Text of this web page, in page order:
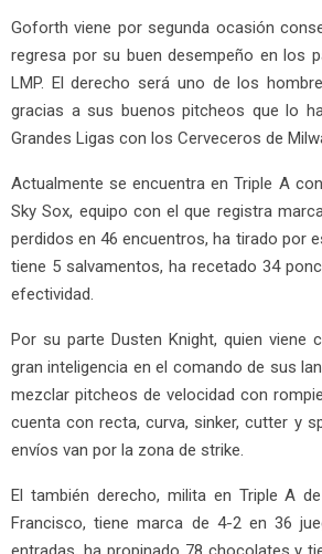
Goforth viene por segunda ocasión
regresa por su buen desempeño en los
LMP. El derecho será uno de los
gracias a sus buenos pitcheos que lo
Grandes Ligas con los Cerveceros de
Actualmente se encuentra en Triple A
Sky Sox, equipo con el que registra
perdidos en 46 encuentros, ha tirado por
tiene 5 salvamentos, ha recetado 34
efectividad.
Por su parte Dusten Knight, quien viene
gran inteligencia en el comando de sus
mezclar pitcheos de velocidad con
cuenta con recta, curva, sinker, cutter y
envíos van por la zona de strike.
El también derecho, milita en Triple A
Francisco, tiene marca de 4-2 en 36